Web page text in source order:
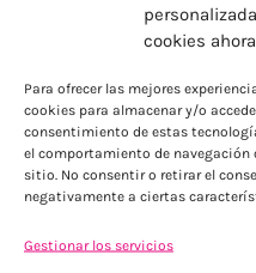
cookies ahora
Para ofrecer las mejores
cookies para almacenar y/o
consentimiento de estas
el comportamiento de
sitio. No consentir o retirar el
negativamente a ciertas
Gestionar los servicios